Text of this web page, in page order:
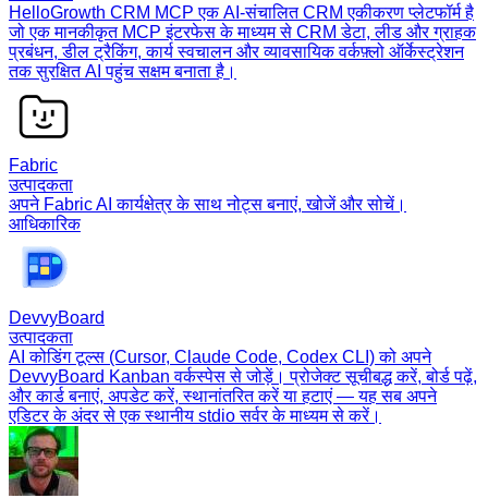
HelloGrowth CRM MCP एक AI-संचालित CRM एकीकरण प्लेटफॉर्म है
जो एक मानकीकृत MCP इंटरफेस के माध्यम से CRM डेटा, लीड और ग्राहक
प्रबंधन, डील ट्रैकिंग, कार्य स्वचालन और व्यावसायिक वर्कफ़्लो ऑर्केस्ट्रेशन
तक सुरक्षित AI पहुंच सक्षम बनाता है।
Fabric
उत्पादकता
अपने Fabric AI कार्यक्षेत्र के साथ नोट्स बनाएं, खोजें और सोचें।
आधिकारिक
DevvyBoard
उत्पादकता
AI कोडिंग टूल्स (Cursor, Claude Code, Codex CLI) को अपने
DevvyBoard Kanban वर्कस्पेस से जोड़ें। प्रोजेक्ट सूचीबद्ध करें, बोर्ड पढ़ें,
और कार्ड बनाएं, अपडेट करें, स्थानांतरित करें या हटाएं — यह सब अपने
एडिटर के अंदर से एक स्थानीय stdio सर्वर के माध्यम से करें।